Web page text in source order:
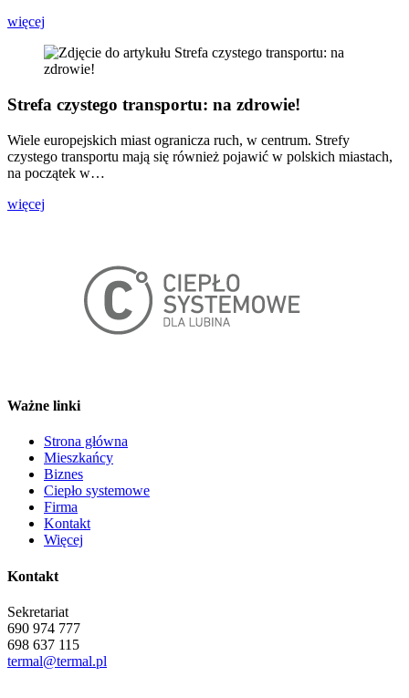
więcej
Strefa czystego transportu: na zdrowie!
Wiele europejskich miast ogranicza ruch, w centrum. Strefy
czystego transportu mają się również pojawić w polskich miastach,
na początek w…
więcej
Ważne linki
Strona główna
Mieszkańcy
Biznes
Ciepło systemowe
Firma
Kontakt
Więcej
Kontakt
Sekretariat
690 974 777
698 637 115
termal@termal.pl